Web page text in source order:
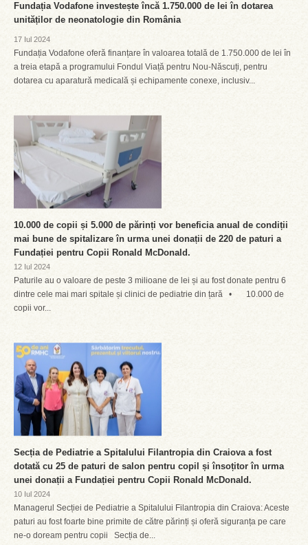
Fundația Vodafone investește încă 1.750.000 de lei în dotarea
unităților de neonatologie din România
17 Iul 2024
Fundația Vodafone oferă finanțare în valoarea totală de 1.750.000 de lei în
a treia etapă a programului Fondul Viață pentru Nou-Născuți, pentru
dotarea cu aparatură medicală și echipamente conexe, inclusiv...
10.000 de copii și 5.000 de părinți vor beneficia anual de condiții
mai bune de spitalizare în urma unei donații de 220 de paturi a
Fundației pentru Copii Ronald McDonald.
12 Iul 2024
Paturile au o valoare de peste 3 milioane de lei și au fost donate pentru 6
dintre cele mai mari spitale și clinici de pediatrie din țară • 10.000 de
copii vor...
Secția de Pediatrie a Spitalului Filantropia din Craiova a fost
dotată cu 25 de paturi de salon pentru copil și însoțitor în urma
unei donații a Fundației pentru Copii Ronald McDonald.
10 Iul 2024
Managerul Secției de Pediatrie a Spitalului Filantropia din Craiova: Aceste
paturi au fost foarte bine primite de către părinți și oferă siguranța pe care
ne-o doream pentru copii Secția de...